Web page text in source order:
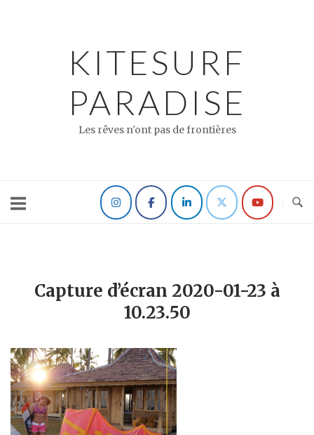
KITESURF
PARADISE
Les rêves n'ont pas de frontières
Capture d’écran 2020-01-23 à
10.23.50